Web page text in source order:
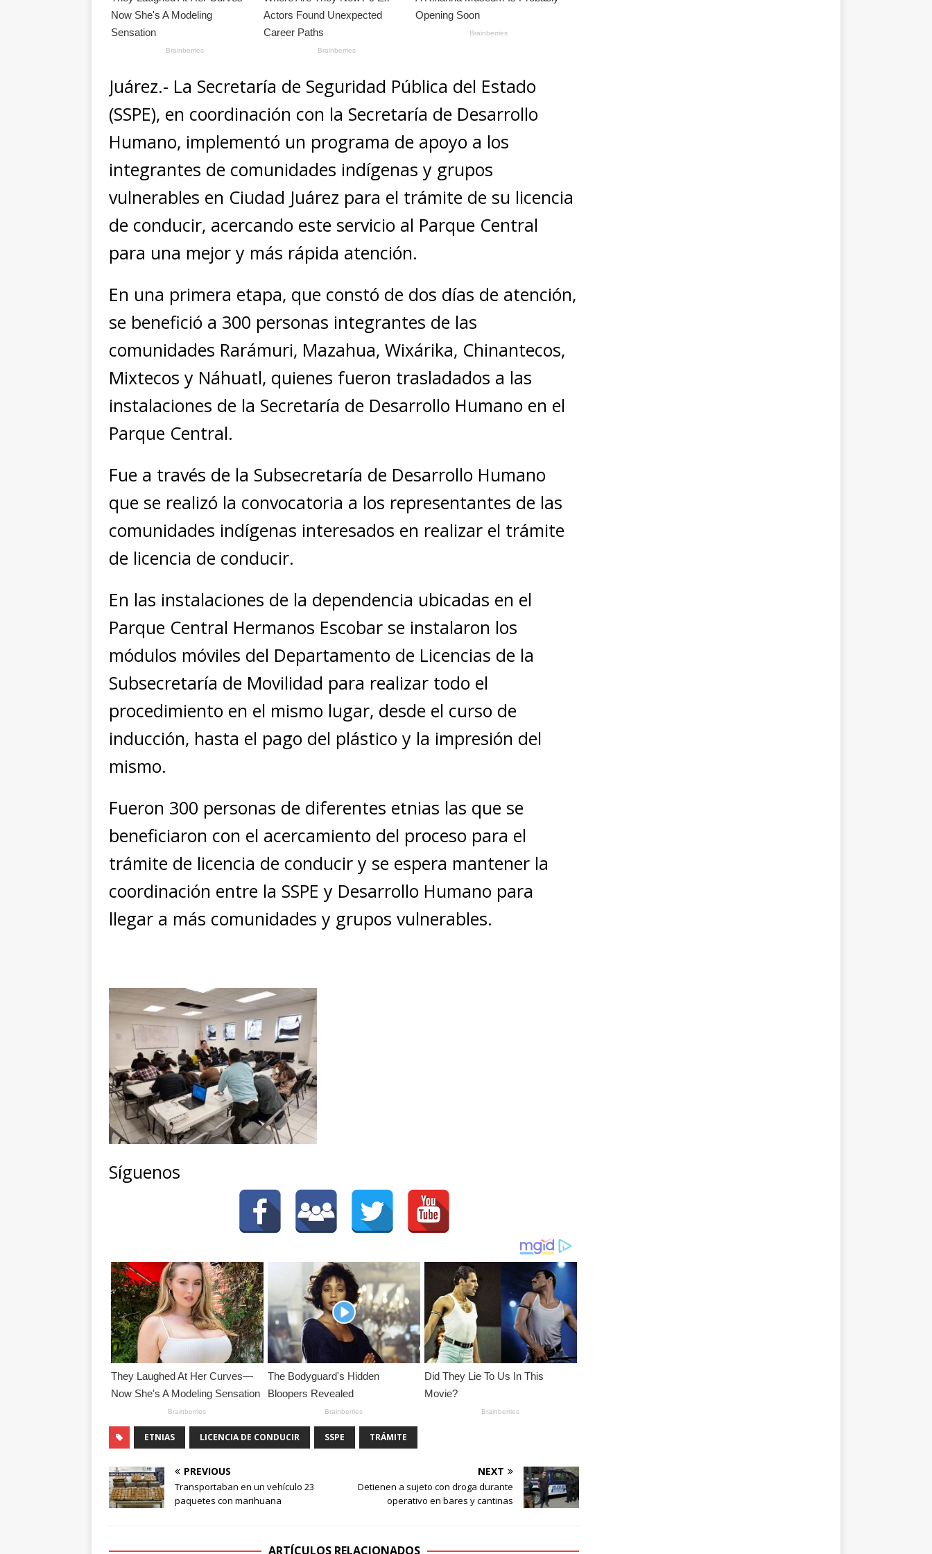
Juárez.- La Secretaría de Seguridad Pública del Estado
(SSPE), en coordinación con la Secretaría de Desarrollo
Humano, implementó un programa de apoyo a los
integrantes de comunidades indígenas y grupos
vulnerables en Ciudad Juárez para el trámite de su licencia
de conducir, acercando este servicio al Parque Central
para una mejor y más rápida atención.
En una primera etapa, que constó de dos días de atención,
se benefició a 300 personas integrantes de las
comunidades Rarámuri, Mazahua, Wixárika, Chinantecos,
Mixtecos y Náhuatl, quienes fueron trasladados a las
instalaciones de la Secretaría de Desarrollo Humano en el
Parque Central.
Fue a través de la Subsecretaría de Desarrollo Humano
que se realizó la convocatoria a los representantes de las
comunidades indígenas interesados en realizar el trámite
de licencia de conducir.
En las instalaciones de la dependencia ubicadas en el
Parque Central Hermanos Escobar se instalaron los
módulos móviles del Departamento de Licencias de la
Subsecretaría de Movilidad para realizar todo el
procedimiento en el mismo lugar, desde el curso de
inducción, hasta el pago del plástico y la impresión del
mismo.
Fueron 300 personas de diferentes etnias las que se
beneficiaron con el acercamiento del proceso para el
trámite de licencia de conducir y se espera mantener la
coordinación entre la SSPE y Desarrollo Humano para
llegar a más comunidades y grupos vulnerables.
Síguenos
ETNIAS LICENCIA DE CONDUCIR SSPE TRÁMITE
PREVIOUS
Transportaban en un vehículo 23
paquetes con marihuana
NEXT
Detienen a sujeto con droga durante
operativo en bares y cantinas
ARTÍCULOS RELACIONADOS